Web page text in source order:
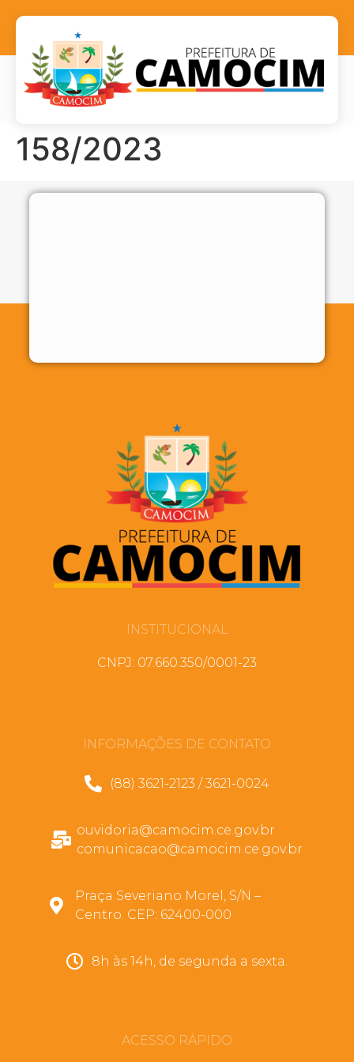
158/2023
INSTITUCIONAL
CNPJ: 07.660.350/0001-23
INFORMAÇÕES DE CONTATO
(88) 3621-2123 / 3621-0024
ouvidoria@camocim.ce.gov.br
comunicacao@camocim.ce.gov.br
Praça Severiano Morel, S/N –
Centro. CEP: 62400-000
8h às 14h, de segunda a sexta.
ACESSO RÁPIDO